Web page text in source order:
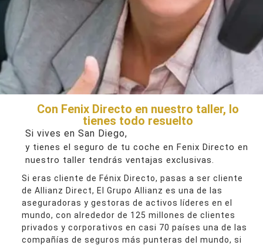
Con Fenix Directo en nuestro taller, lo
tienes todo resuelto
Si vives en San Diego,
y tienes el seguro de tu coche en Fenix Directo en
nuestro taller tendrás ventajas exclusivas.
Si eras cliente de Fénix Directo, pasas a ser cliente
de Allianz Direct, El Grupo Allianz es una de las
aseguradoras y gestoras de activos líderes en el
mundo, con alrededor de 125 millones de clientes
privados y corporativos en casi 70 países una de las
compañías de seguros más punteras del mundo, si